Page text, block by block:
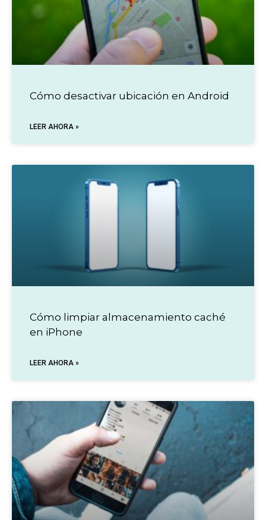
Cómo desactivar ubicación en Android
LEER AHORA »
Cómo limpiar almacenamiento caché
en iPhone
LEER AHORA »